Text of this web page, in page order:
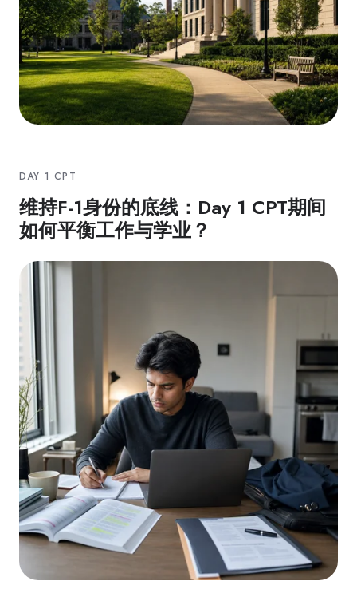
DAY 1 CPT
维持F-1身份的底线：Day 1 CPT期间
如何平衡工作与学业？